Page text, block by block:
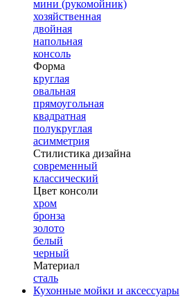
мини (рукомойник)
хозяйственная
двойная
напольная
консоль
Форма
круглая
овальная
прямоугольная
квадратная
полукруглая
асимметрия
Стилистика дизайна
современный
классический
Цвет консоли
хром
бронза
золото
белый
черный
Материал
сталь
Кухонные мойки и аксессуары